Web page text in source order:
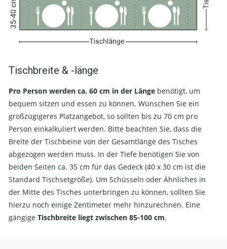
Tischbreite & -länge
Pro Person werden ca. 60 cm in der Länge benötigt, um
bequem sitzen und essen zu können. Wünschen Sie ein
großzügigeres Platzangebot, so sollten bis zu 70 cm pro
Person einkalkuliert werden. Bitte beachten Sie, dass die
Breite der Tischbeine von der Gesamtlänge des Tisches
abgezogen werden muss. In der Tiefe benötigen Sie von
beiden Seiten ca. 35 cm für das Gedeck (40 x 30 cm ist die
Standard Tischsetgröße). Um Schüsseln oder Ähnliches in
der Mitte des Tisches unterbringen zu können, sollten Sie
hierzu noch einige Zentimeter mehr hinzurechnen. Eine
gängige Tischbreite liegt zwischen 85-100 cm.